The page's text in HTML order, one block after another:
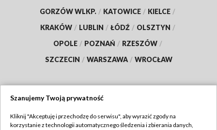
GORZÓW WLKP. / KATOWICE / KIELCE /
KRAKÓW / LUBLIN / ŁÓDŹ / OLSZTYN /
OPOLE / POZNAŃ / RZESZÓW /
SZCZECIN / WARSZAWA / WROCŁAW
TVP
Szanujemy Twoją prywatność
Kliknij "Akceptuję i przechodzę do serwisu", aby wyrazić zgody na
korzystanie z technologii automatycznego śledzenia i zbierania danych,